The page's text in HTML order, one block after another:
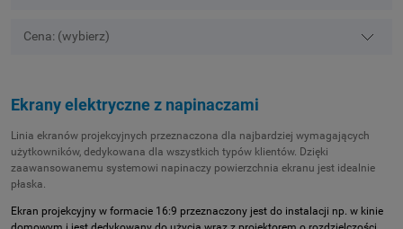
Cena: (wybierz)
Ekrany elektryczne z napinaczami
Linia ekranów projekcyjnych przeznaczona dla najbardziej wymagających
użytkowników, dedykowana dla wszystkich typów klientów. Dzięki
zaawansowanemu systemowi napinaczy powierzchnia ekranu jest idealnie
płaska.
Ekran projekcyjny w formacie 16:9 przeznaczony jest do instalacji np. w kinie